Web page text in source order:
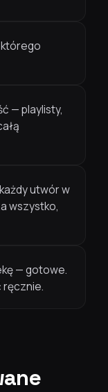
— playlisty,
utwór w
wszystko,
— gotowe.
ręcznie.